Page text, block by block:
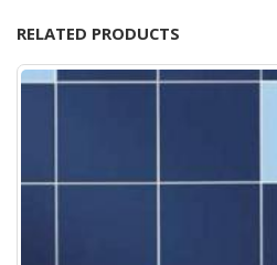
RELATED PRODUCTS